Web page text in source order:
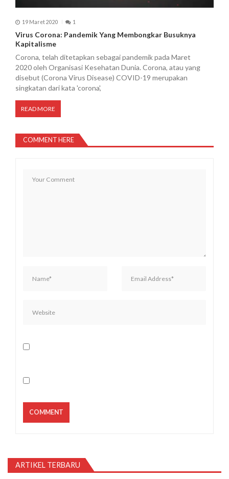
19 Maret 2020 1
Virus Corona: Pandemik Yang Membongkar Busuknya
Kapitalisme
Corona, telah ditetapkan sebagai pandemik pada Maret
2020 oleh Organisasi Kesehatan Dunia. Corona, atau yang
disebut (Corona Virus Disease) COVID-19 merupakan
singkatan dari kata 'corona',
READ MORE
COMMENT HERE
ARTIKEL TERBARU